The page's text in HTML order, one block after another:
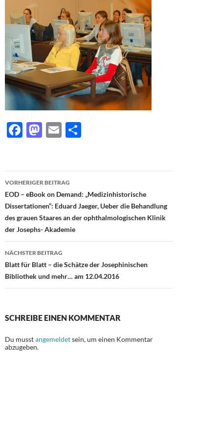
F
b
o
o
k
M
d
o
n
E
n
Beitragsnavigation
VORHERIGER BEITRAG
EOD – eBook on Demand: „Medizinhistorische
Dissertationen“: Eduard Jaeger, Ueber die Behandlung
des grauen Staares an der ophthalmologischen Klinik
der Josephs- Akademie
NÄCHSTER BEITRAG
Blatt für Blatt – die Schätze der Josephinischen
Bibliothek und mehr… am 12.04.2016
SCHREIBE EINEN KOMMENTAR
Du musstangemeldetsein, um einen Kommentar
abzugeben.